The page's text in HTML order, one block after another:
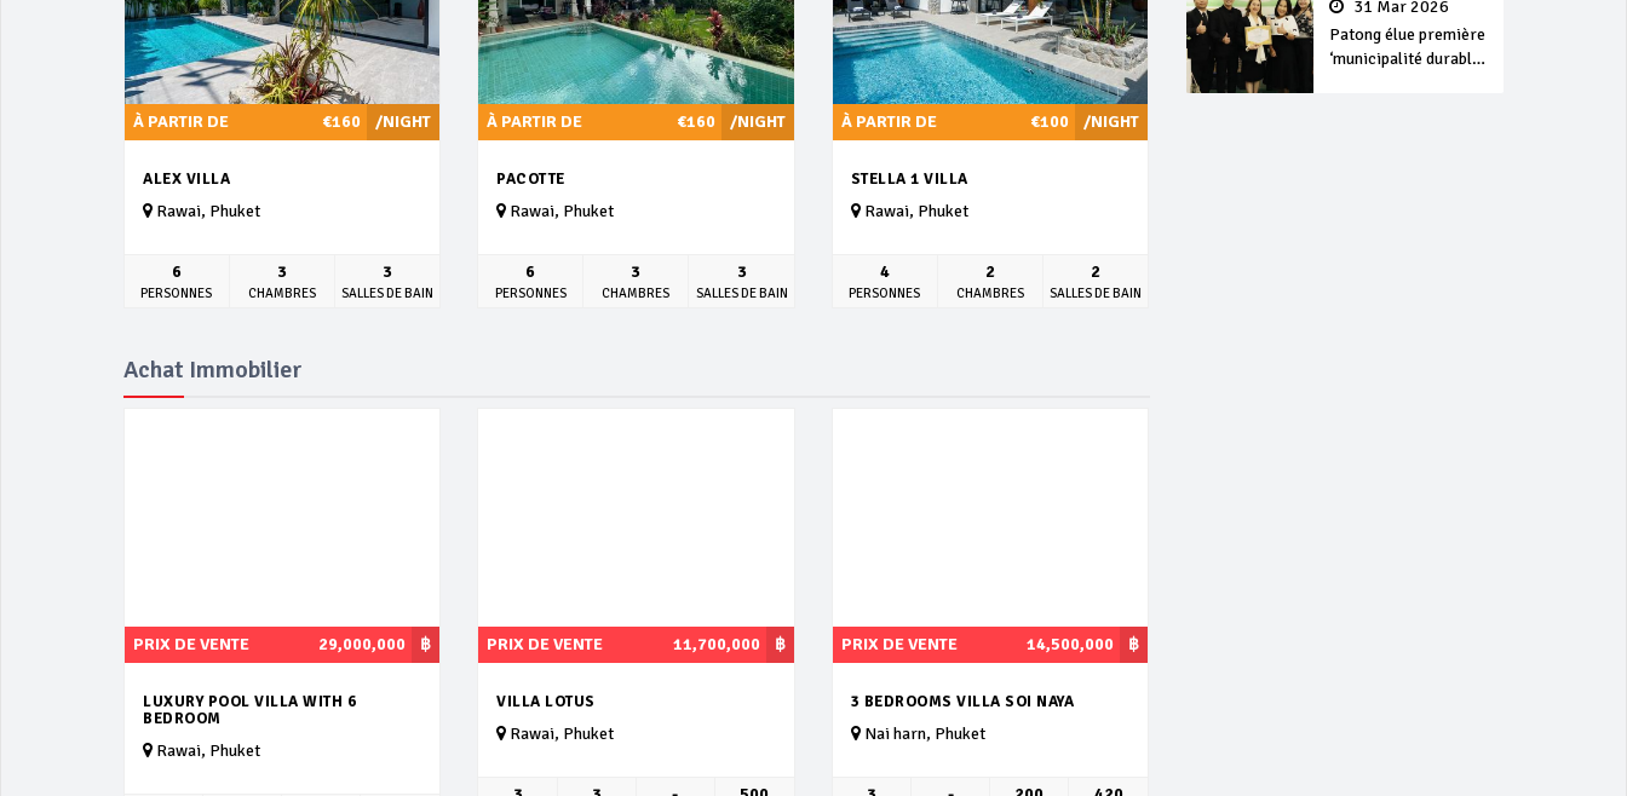
31 Mar 2026
Patong élue première
‘municipalité durable’
/NIGHT
À PARTIR DE €160
ALEX VILLA
Rawai, Phuket
6
PERSONNES
3
CHAMBRES
3
SALLES DE BAIN
/NIGHT
À PARTIR DE €160
PACOTTE
Rawai, Phuket
6
PERSONNES
3
CHAMBRES
3
SALLES DE BAIN
/NIGHT
À PARTIR DE €100
STELLA 1 VILLA
Rawai, Phuket
4
PERSONNES
2
CHAMBRES
2
SALLES DE BAIN
Achat Immobilier
฿
PRIX DE VENTE 29,000,000
LUXURY POOL VILLA WITH 6
BEDROOM
Rawai, Phuket
฿
PRIX DE VENTE 11,700,000
VILLA LOTUS
Rawai, Phuket
฿
PRIX DE VENTE 14,500,000
3 BEDROOMS VILLA SOI NAYA
Nai harn, Phuket